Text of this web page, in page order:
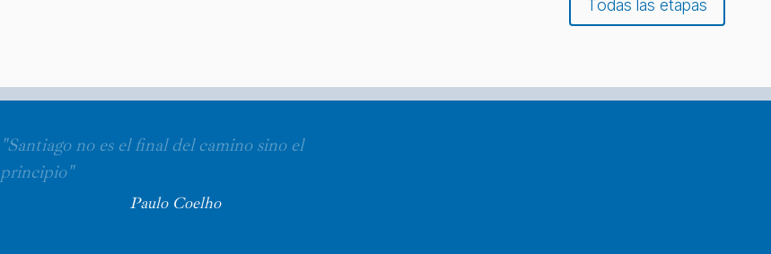
Todas las etapas
"Santiago no es el final del camino sino el
principio"
Paulo Coelho